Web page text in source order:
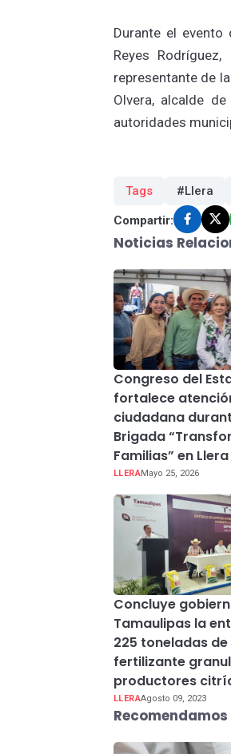
Durante el
Reyes
representante de
Olvera, alcalde
autoridades
Tags #Llera
Compartir:
Noticias
Congreso del
fortalece
ciudadana
Brigada
Familias” en Llera
LLERAMayo 25, 2026
Concluye
Tamaulipas la
225 toneladas de
fertilizante
productores
LLERAAgosto 09, 2023
Recomendamos